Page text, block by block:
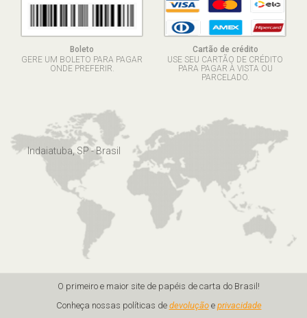
Boleto
GERE UM BOLETO PARA PAGAR
ONDE PREFERIR.
Cartão de crédito
USE SEU CARTÃO DE CRÉDITO
PARA PAGAR À VISTA OU
PARCELADO.
Indaiatuba, SP - Brasil
O primeiro e maior site de papéis de carta do Brasil!
Conheça nossas políticas de devoluçãoe privacidade